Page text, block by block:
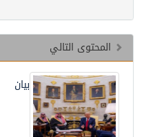
المحتوى التالي
بيان